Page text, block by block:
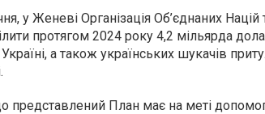
у Женеві Організація Об’єднаних
протягом 2024 року 4,2 мільярда
а також українських шукачів
представлений План має на меті